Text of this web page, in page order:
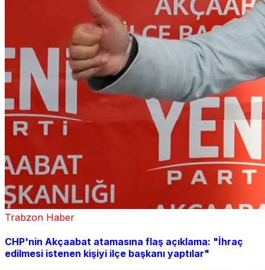
Trabzon Haber
CHP'nin Akçaabat atamasına flaş açıklama: "İhraç
edilmesi istenen kişiyi ilçe başkanı yaptılar"